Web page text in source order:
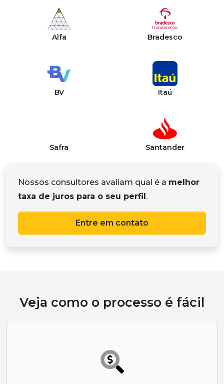
Alfa Bradesco
BV Itaú
Safra Santander
Nossos consultores avaliam qual é a melhor
taxa de juros para o seu perfil.
Entre em contato
Veja como o processo é fácil